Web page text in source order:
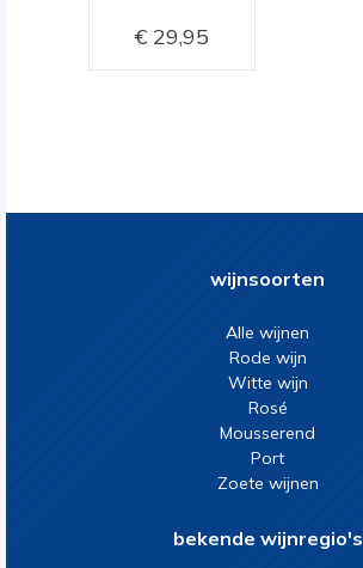
29,95
wijnsoorten
Alle wijnen
Rode wijn
Witte wijn
Rosé
Mousserend
Port
Zoete wijnen
bekende wijnregio's